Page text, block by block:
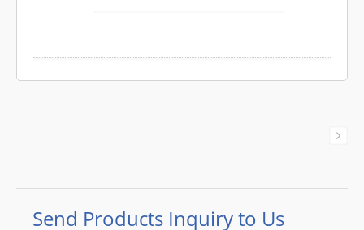
供しています。 JIA YIは、30年以上
しています。専門家やエキスパート
がお客様にトータルソリューション
＆ビデオケーブルアセンブリ、マイ
しています。 JIA YIはカスタムワイ
ヤーハーネスとケーブルアセンブリ
の設計、製造、エンジニアサポート